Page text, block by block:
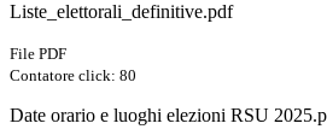
Liste_elettorali_definitive.pdf
File PDF
Contatore click: 80
Date orario e luoghi elezioni RSU